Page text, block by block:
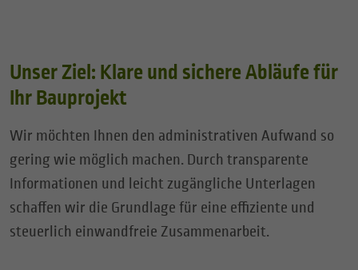
Unser Ziel: Klare und sichere Abläufe für
Ihr Bauprojekt
Wir möchten Ihnen den administrativen Aufwand so
gering wie möglich machen. Durch transparente
Informationen und leicht zugängliche Unterlagen
schaffen wir die Grundlage für eine effiziente und
steuerlich einwandfreie Zusammenarbeit.